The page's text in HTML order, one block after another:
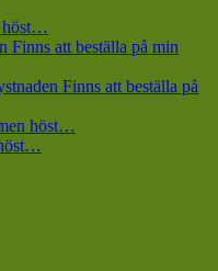
höst…
Finns att beställa på min
Finns att beställa på
höst…